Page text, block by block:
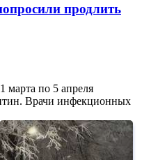
продлить
марта по 5 апреля
Врачи инфекционных